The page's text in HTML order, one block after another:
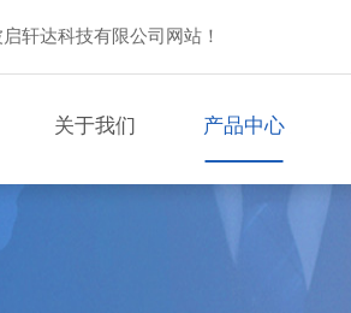
轩达科技有限公司网站！
关于我们 产品中心